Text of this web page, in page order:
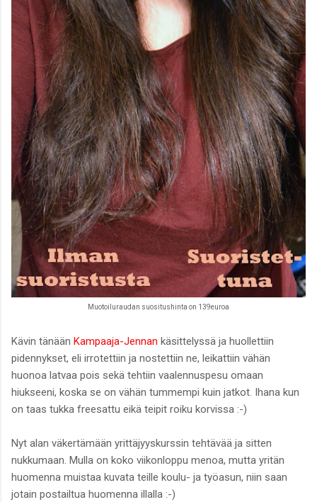
Muotoiluraudan suositushinta on 139euroa
Kävin tänään Kampaaja-Jennan käsittelyssä ja huollettiin
pidennykset, eli irrotettiin ja nostettiin ne, leikattiin vähän
huonoa latvaa pois sekä tehtiin vaalennuspesu omaan
hiukseeni, koska se on vähän tummempi kuin jatkot. Ihana kun
on taas tukka freesattu eikä teipit roiku korvissa :-)
Nyt alan väkertämään yrittäjyyskurssin tehtävää ja sitten
nukkumaan. Mulla on koko viikonloppu menoa, mutta yritän
huomenna muistaa kuvata teille koulu- ja työasun, niin saan
jotain postailtua huomenna illalla :-)